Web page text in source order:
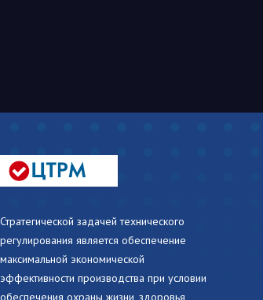
Стратегической задачей технического
регулирования является обеспечение
максимальной экономической
эффективности производства при условии